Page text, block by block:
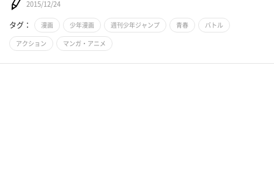
2015/12/24
タグ： 漫画 少年漫画 週刊少年ジャンプ 青春 バトル
アクション マンガ・アニメ